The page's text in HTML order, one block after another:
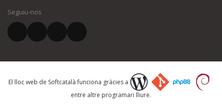
El vostre correu electrònic *
Què proposeu?
Seguiu-nos
El lloc web de Softcatalà funciona gràcies a
entre altre programari lliure.